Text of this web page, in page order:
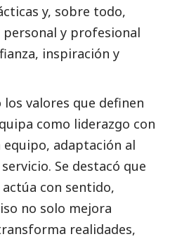
y, sobre todo,
y profesional
inspiración y
valores que definen
como liderazgo con
adaptación al
Se destacó que
con sentido,
no solo mejora
realidades,